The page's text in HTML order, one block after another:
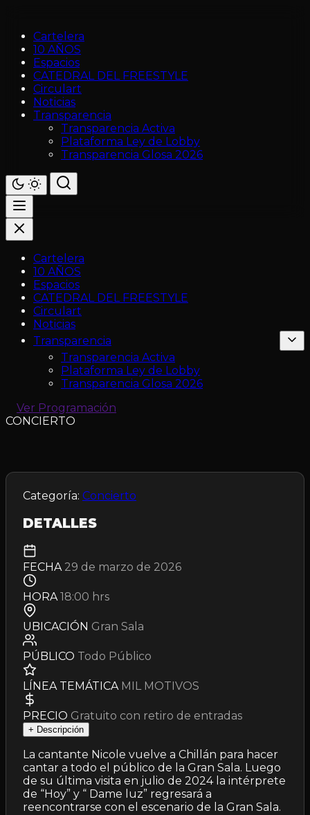
Cartelera
10 AÑOS
Espacios
CATEDRAL DEL FREESTYLE
Circulart
Noticias
Transparencia
Transparencia Activa
Plataforma Ley de Lobby
Transparencia Glosa 2026
Cartelera
10 AÑOS
Espacios
CATEDRAL DEL FREESTYLE
Circulart
Noticias
Transparencia
Transparencia Activa
Plataforma Ley de Lobby
Transparencia Glosa 2026
Ver Programación
CONCIERTO
Categoría: Concierto
DETALLES
FECHA 29 de marzo de 2026
HORA 18:00 hrs
UBICACIÓN Gran Sala
PÚBLICO Todo Público
LÍNEA TEMÁTICA MIL MOTIVOS
PRECIO Gratuito con retiro de entradas
+ Descripción
La cantante Nicole vuelve a Chillán para hacer
cantar a todo el público de la Gran Sala. Luego
de su última visita en julio de 2024 la intérprete
de “Hoy” y “ Dame luz” regresará a
reencontrarse con el escenario de la Gran Sala.